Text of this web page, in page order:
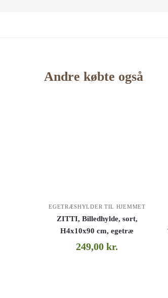
Andre købte også
EGETRÆSHYLDER TIL HJEMMET
ZITTI, Billedhylde, sort,
H4x10x90 cm, egetræ
249,00kr.